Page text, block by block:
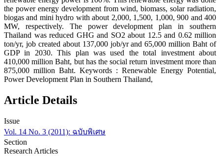
the power energy development from wind, biomass, solar radiation,
biogas and mini hydro with about 2,000, 1,500, 1,000, 900 and 400
MW, respectively. The power development plan in southern
Thailand was reduced GHG and SO2 about 12.5 and 0.62 million
ton/yr, job created about 137,000 job/yr and 65,000 million Baht of
GDP in 2030. This plan was used the total investment about
410,000 million Baht, but has the social return investment more than
875,000 million Baht. Keywords : Renewable Energy Potential,
Power Development Plan in Southern Thailand,
Article Details
Issue
Vol. 14 No. 3 (2011): ฉบับพิเศษ
Section
Research Articles